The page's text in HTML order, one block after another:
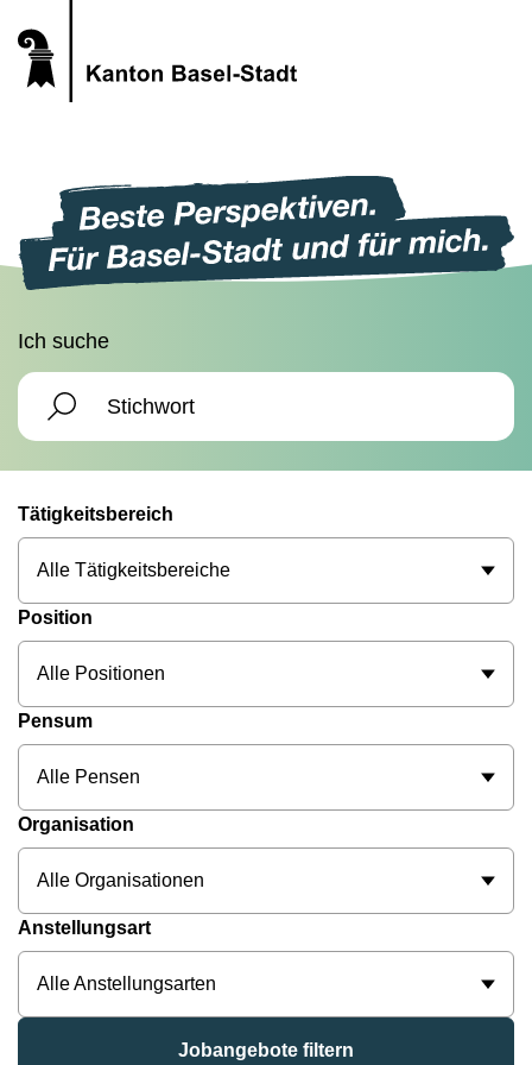
Ich suche
Tätigkeitsbereich
Alle Tätigkeitsbereiche
Position
Alle Positionen
Pensum
Alle Pensen
Organisation
Alle Organisationen
Anstellungsart
Alle Anstellungsarten
Jobangebote filtern